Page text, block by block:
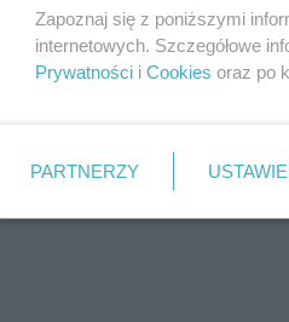
Zapoznaj się z poniższymi
internetowych. Szczegółowe
Prywatności i Cookies oraz po
PARTNERZY